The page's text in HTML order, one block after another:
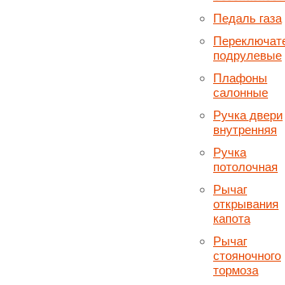
Педаль газа
подрулевые
Плафоны
салонные
Ручка двери
внутренняя
Ручка
потолочная
Рычаг
открывания
капота
Рычаг
стояночного
тормоза